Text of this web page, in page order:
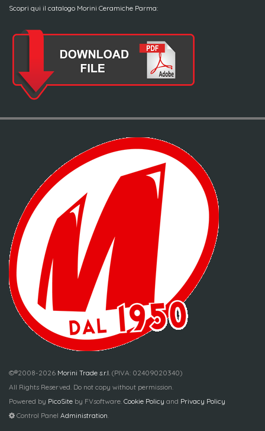
Scopri qui il catalogo Morini Ceramiche Parma:
©®2008-2026 Morini Trade s.r.l. (PIVA: 02409020340)
All Rights Reserved. Do not copy without permission.
Powered by PicoSite by FVsoftware. Cookie Policy and Privacy Policy
Control Panel Administration